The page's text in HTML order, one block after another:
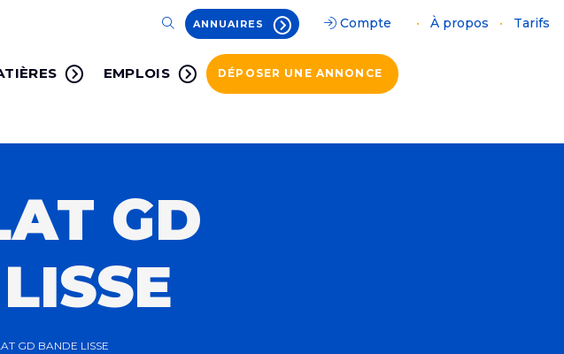
ANNUAIRES Compte • À propos • Tarifs
EMPLOIS DÉPOSER UNE ANNONCE
GD
GD BANDE LISSE